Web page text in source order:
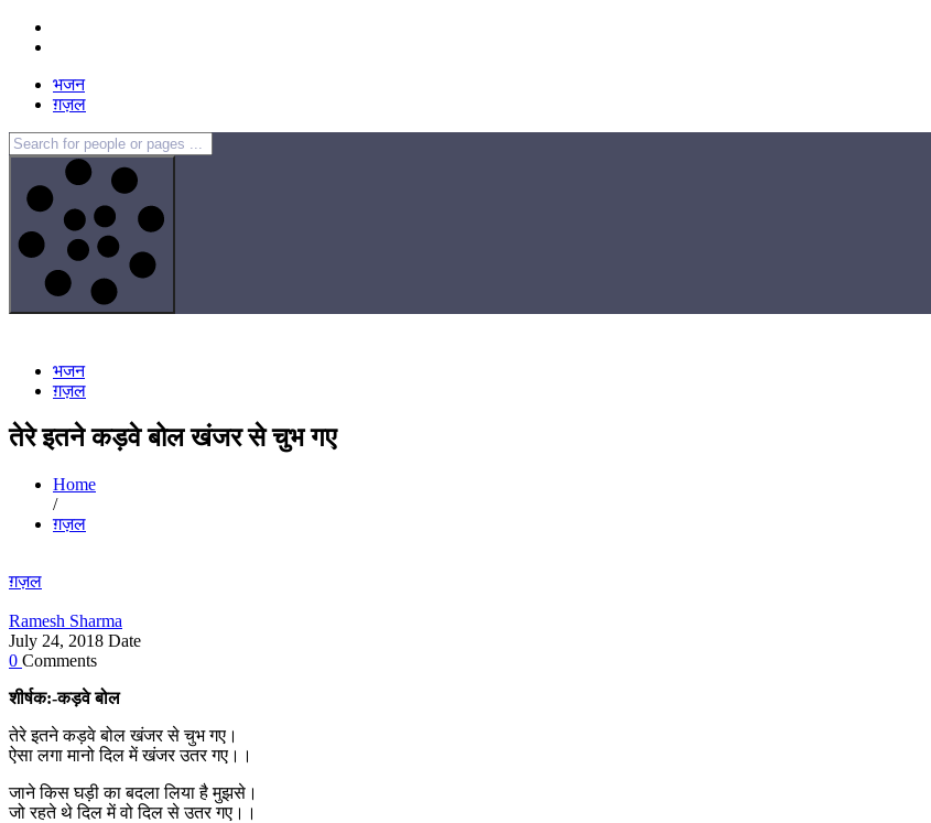
Skip
भजन
ग़ज़ल
भजन
ग़ज़ल
तेरे इतने कड़वे बोल खंजर से चुभ गए
Home
/
ग़ज़ल
ग़ज़ल
Ramesh Sharma
July 24, 2018 Date
0 Comments
शीर्षक:-कड़वे बोल
तेरे इतने कड़वे बोल खंजर से चुभ गए।
ऐसा लगा मानो दिल में खंजर उतर गए।।
जाने किस घड़ी का बदला लिया है मुझसे।
जो रहते थे दिल में वो दिल से उतर गए।।